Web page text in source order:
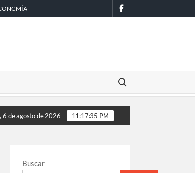
facebook
Buscar:
el éxito del embarazo: estudio cambia el foco al
6 de agosto de 2026 11:17:36 PM
Buscar